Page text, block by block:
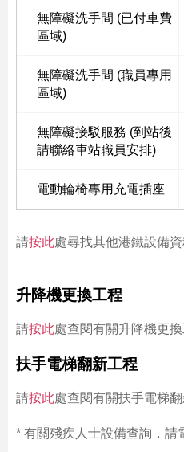
無障礙洗手間 (已付車費
區域)
無障礙洗手間 (職員專用
區域)
無障礙接駁服務 (到站後
請聯絡車站職員安排)
電動輪椅專用充電插座
請按此處尋找其他港鐵設備資
升降機更換工程
請按此處查閱有關升降機更換
扶手電梯翻新工程
請按此處查閱有關扶手電梯翻
* 有關殘疾人士設備查詢，請